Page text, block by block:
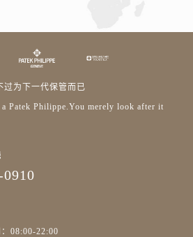
过为下一代保管而已
Patek Philippe.You merely look after it
08:00-22:00